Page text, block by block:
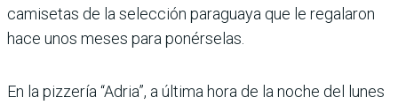
camisetas de la selección paraguaya que le regalaron
hace unos meses para ponérselas.
En la pizzería “Adria”, a última hora de la noche del lunes